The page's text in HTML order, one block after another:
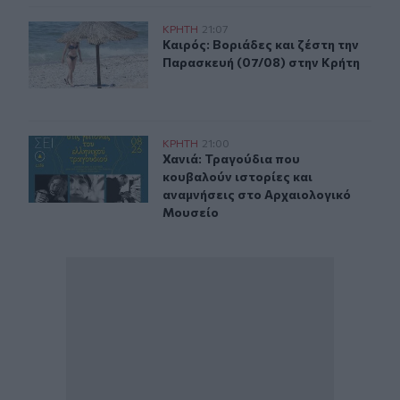
Καιρός: Βοριάδες και ζέστη την Παρασκευή (07/08)
ΚΡΗΤΗ 21:07
Καιρός: Βοριάδες και ζέστη την
Καιρός: Βοριάδες και ζέστη την
Παρασκευή (07/08) στην Κρήτη
Χανιά: Τραγούδια που κουβαλούν ιστορίες και
ΚΡΗΤΗ 21:00
Χανιά: Τραγούδια που κουβαλούν
Χανιά: Τραγούδια που
κουβαλούν ιστορίες και
αναμνήσεις στο Αρχαιολογικό
Μουσείο